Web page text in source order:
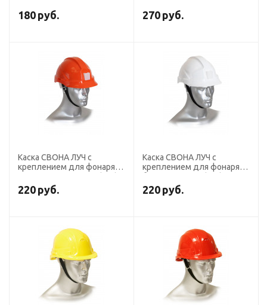
180 руб. 270 руб.
Каска СВОНА ЛУЧ с
креплением для фонаря
220 руб.
Каска СВОНА ЛУЧ с
креплением для фонаря
220 руб.